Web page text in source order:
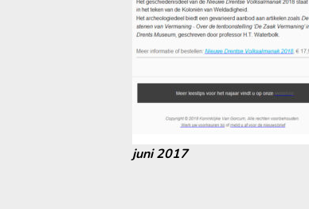
juni 2017